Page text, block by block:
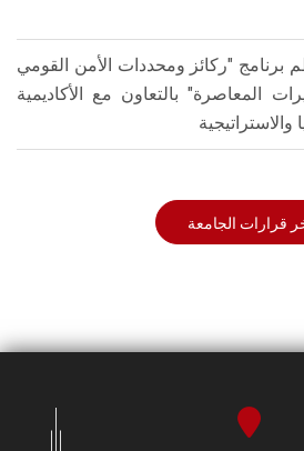
"ركائز ومحددات الأمن القومي
المعاصرة" بالتعاون مع الأكاديمية
والاستراتيجية
قرارات الجامعة